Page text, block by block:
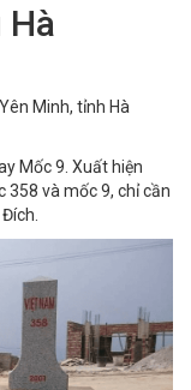
Hà
Minh, tỉnh Hà
Mốc 9. Xuất hiện
và mốc 9, chỉ cần